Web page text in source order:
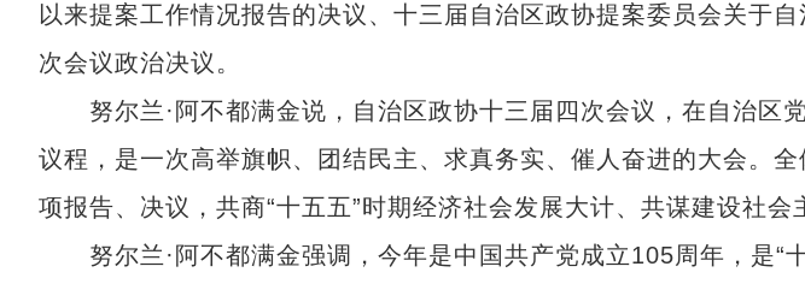
以来提案工作情况报告的决议、十三届自治区政协提案委员会关于
次会议政治决议。
努尔兰·阿不都满金说，自治区政协十三届四次会议，在自治区
议程，是一次高举旗帜、团结民主、求真务实、催人奋进的大会。
项报告、决议，共商“十五五”时期经济社会发展大计、共谋建设社会
努尔兰·阿不都满金强调，今年是中国共产党成立105周年，是“